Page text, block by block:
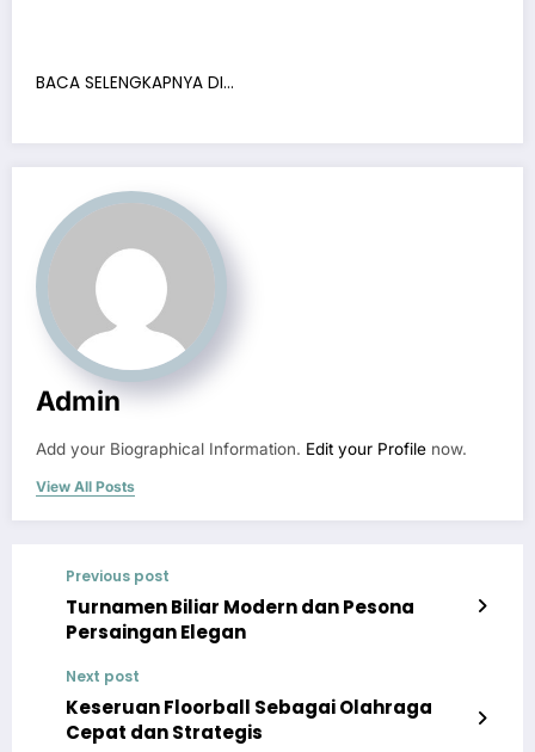
BACA SELENGKAPNYA DI…
Admin
Add your Biographical Information. Edit your Profile now.
View All Posts
Previous post
Turnamen Biliar Modern dan Pesona
Persaingan Elegan
Next post
Keseruan Floorball Sebagai Olahraga
Cepat dan Strategis